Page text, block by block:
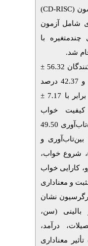
(CD-RISC)
شامل آزمون
با
.
میانگین سنی شرکت‌کنندگان 56.32 ±
14.98 بود که 57.63درصد مرد و 42.37 درصد
برابر با 7.17 ±
کیفیت خواب
نامطلوب است و میانگین نمره‌تاب‌آوری 49.50
بین‌تاب‌آوری و
، شروع خواب،
کارایی خواب
و معناداری
نشان
بالینی (سن،
درآمد،
معناداری